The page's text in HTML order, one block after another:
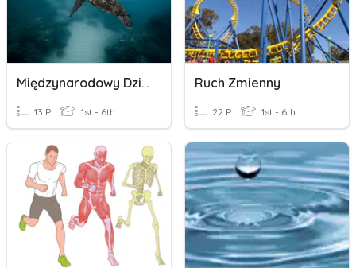
Międzynarodowy Dzień Wody
13 P 1st - 6th
Ruch Zmienny
22 P 1st - 6th